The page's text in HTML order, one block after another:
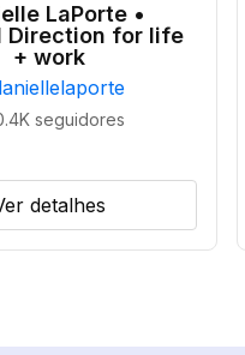
LaPorte •
Direction for life
+ work
seguidores
detalhes